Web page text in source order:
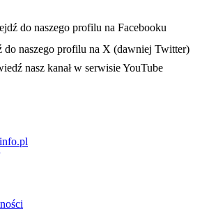
- otwiera się w nowej karcie
do naszego profilu na Facebooku
nowej karcie
do naszego profilu na X (dawniej Twitter)
otwiera się w nowej karcie
nasz kanał w serwisie YouTube